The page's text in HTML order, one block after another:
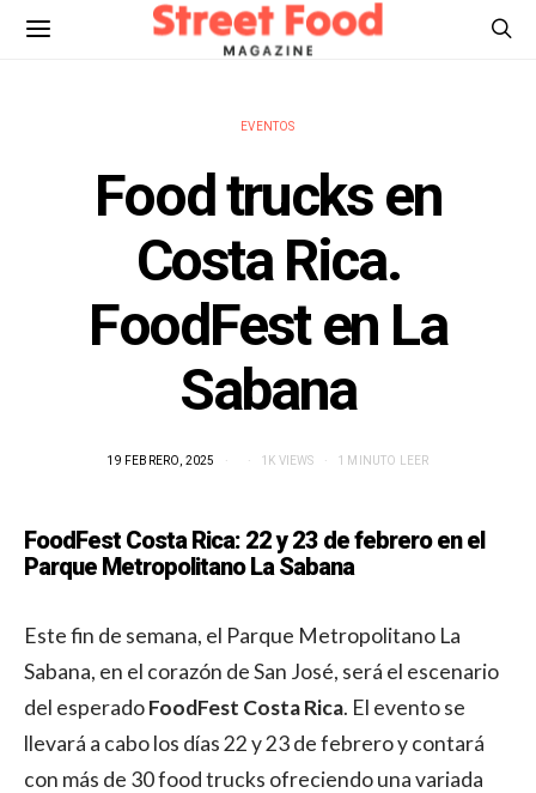
EVENTOS
Food trucks en
Costa Rica.
FoodFest en La
Sabana
19 FEBRERO, 2025 1K VIEWS 1 MINUTO LEER
FoodFest Costa Rica: 22 y 23 de febrero en el
Parque Metropolitano La Sabana
Este fin de semana, el Parque Metropolitano La
Sabana, en el corazón de San José, será el escenario
del esperadoFoodFest Costa Rica. El evento se
llevará a cabo los días 22 y 23 de febrero y contará
con más de 30 food trucks ofreciendo una variada